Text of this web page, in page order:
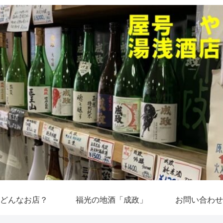
どんなお店？ 福光の地酒「成政」 お問い合わせ